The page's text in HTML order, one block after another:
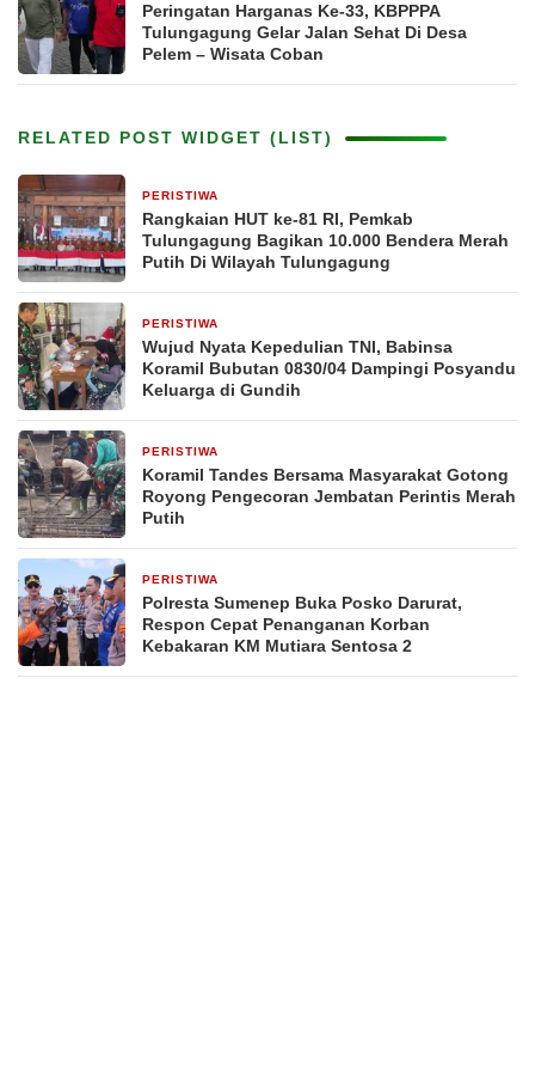
Peringatan Harganas Ke-33, KBPPPA
Tulungagung Gelar Jalan Sehat Di Desa
Pelem – Wisata Coban
RELATED POST WIDGET (LIST)
PERISTIWA
Rangkaian HUT ke-81 RI, Pemkab
Tulungagung Bagikan 10.000 Bendera Merah
Putih Di Wilayah Tulungagung
PERISTIWA
Wujud Nyata Kepedulian TNI, Babinsa
Koramil Bubutan 0830/04 Dampingi Posyandu
Keluarga di Gundih
PERISTIWA
Koramil Tandes Bersama Masyarakat Gotong
Royong Pengecoran Jembatan Perintis Merah
Putih
PERISTIWA
Polresta Sumenep Buka Posko Darurat,
Respon Cepat Penanganan Korban
Kebakaran KM Mutiara Sentosa 2